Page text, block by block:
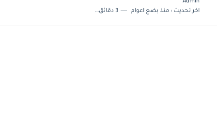
Admin
اخر تحديث :منذ بضع اعوام 3 دقائق للقراءة